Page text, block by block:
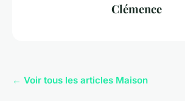
Clémence
← Voir tous les articles Maison